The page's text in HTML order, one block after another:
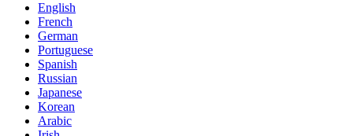
English
French
German
Portuguese
Spanish
Russian
Japanese
Korean
Arabic